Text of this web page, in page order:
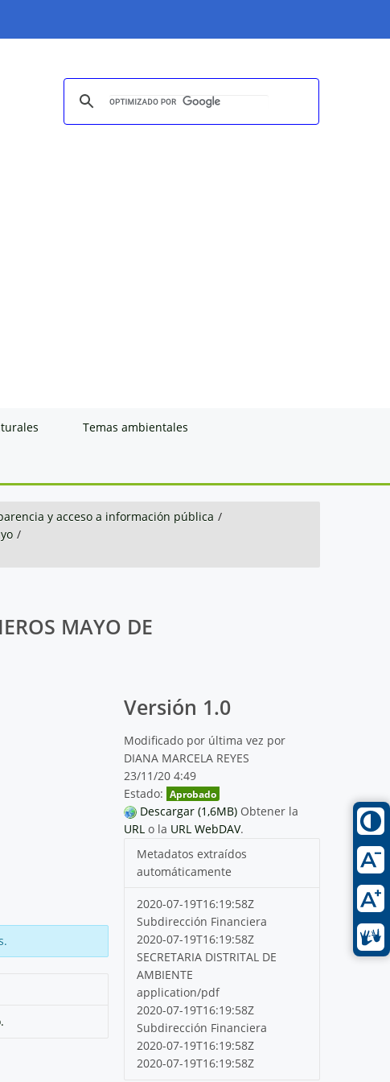
Temas ambientales
y acceso a información pública /
/
MAYO DE
Versión 1.0
Modificado por última vez por
DIANA MARCELA REYES
23/11/20 4:49
Estado: Aprobado
Descargar (1,6MB) Obtener la
URL o la URL WebDAV.
Metadatos extraídos
automáticamente
2020-07-19T16:19:58Z
Subdirección Financiera
2020-07-19T16:19:58Z
SECRETARIA DISTRITAL DE
AMBIENTE
application/pdf
2020-07-19T16:19:58Z
Subdirección Financiera
2020-07-19T16:19:58Z
2020-07-19T16:19:58Z